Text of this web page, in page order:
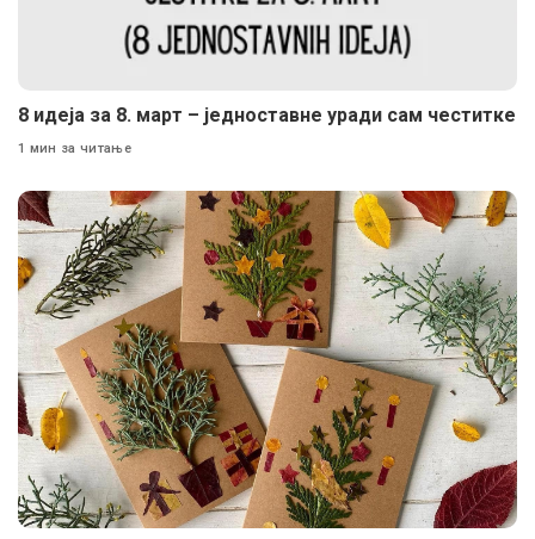
8 идеја за 8. март – једноставне уради сам честитке
1 мин за читање